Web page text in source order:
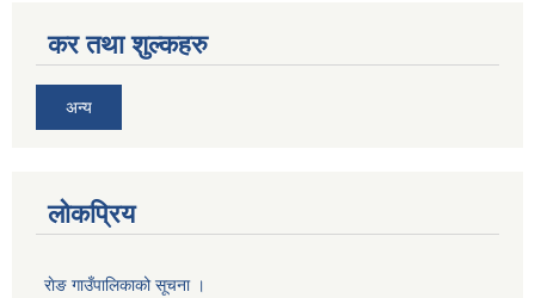
कर तथा शुल्कहरु
अन्य
लोकप्रिय
राेङ गाउँपालिकाको सूचना ।